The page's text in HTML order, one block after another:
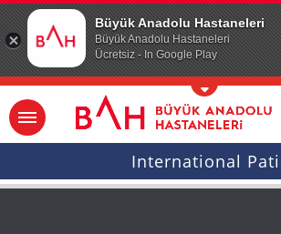
Büyük Anadolu Hastaneleri
Büyük Anadolu Hastaneleri
Ücretsiz - In Google Play
Ana icerige atla
International